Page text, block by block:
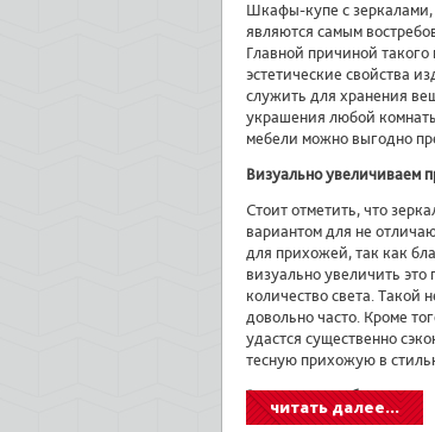
Шкафы-купе с зеркалами,
являются самым
Главной причиной
эстетические свойства
служить для хранения
украшения любой
мебели можно выгодно
Визуально увеличиваем
Стоит отметить, что
вариантом для не
для прихожей, так как
визуально увеличить
количество света. Такой
довольно часто. Кроме
удастся существенно
тесную прихожую в
Зеркальная мебель для
читать далее...